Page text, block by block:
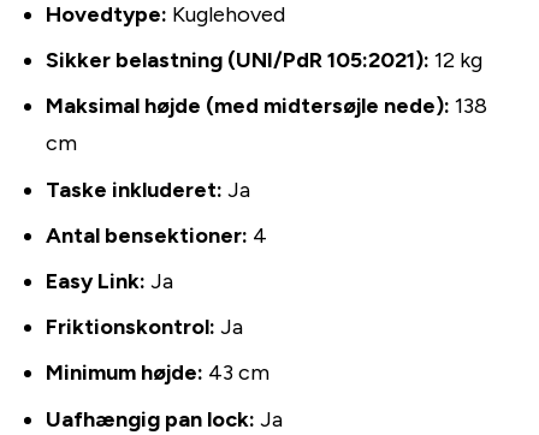
Hovedtype: Kuglehoved
Sikker belastning (UNI/PdR 105:2021): 12 kg
Maksimal højde (med midtersøjle nede): 138
cm
Taske inkluderet: Ja
Antal bensektioner: 4
Easy Link: Ja
Friktionskontrol: Ja
Minimum højde: 43 cm
Uafhængig pan lock: Ja